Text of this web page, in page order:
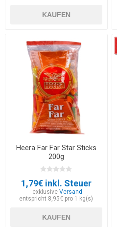
KAUFEN
Heera Far Far Star Sticks
200g
1,79€ inkl. Steuer
exklusiveVersand
entspricht 8,95€ pro 1 kg(s)
KAUFEN